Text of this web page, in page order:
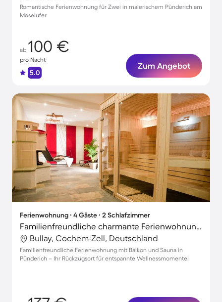
Romantische Ferienwohnung für Zwei in malerischem Pünderich am
Moselufer
ab 100 €
pro Nacht
5.0
Zum Angebot
Ferienwohnung ∙ 4 Gäste ∙ 2 Schlafzimmer
Familienfreundliche charmante Ferienwohnung mit Terrasse, Grill und Sauna
Bullay, Cochem-Zell, Deutschland
Familienfreundliche Ferienwohnung mit Balkon und Sauna in
Pünderich – Ihr Rückzugsort für entspannte Wellnessmomente!